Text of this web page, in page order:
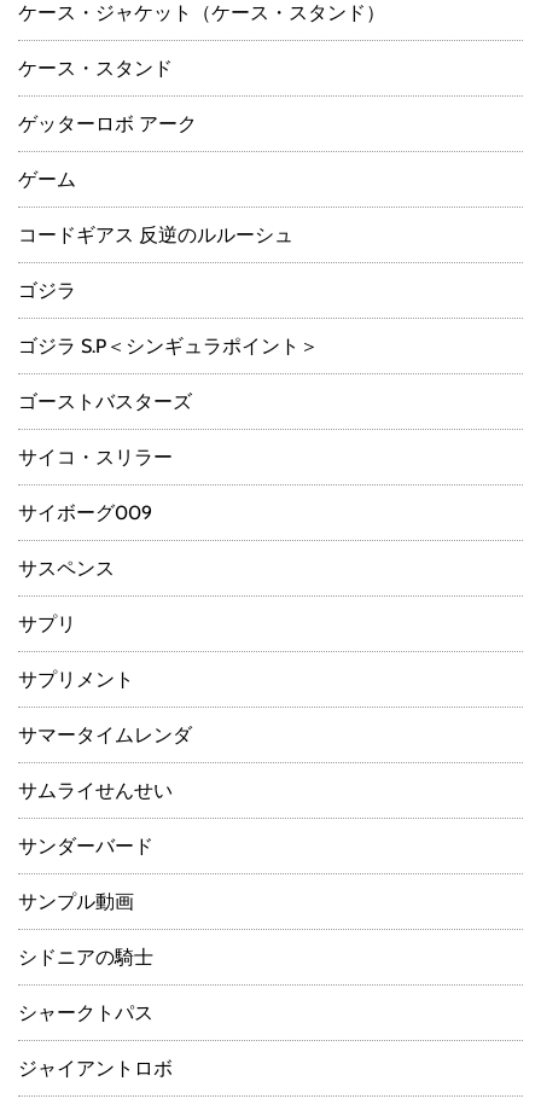
ケース・ジャケット（ケース・スタンド）
ケース・スタンド
ゲッターロボ アーク
ゲーム
コードギアス 反逆のルルーシュ
ゴジラ
ゴジラ S.P＜シンギュラポイント＞
ゴーストバスターズ
サイコ・スリラー
サイボーグ009
サスペンス
サプリ
サプリメント
サマータイムレンダ
サムライせんせい
サンダーバード
サンプル動画
シドニアの騎士
シャークトパス
ジャイアントロボ